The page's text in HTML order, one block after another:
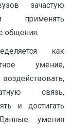
зачастую
применять
общения.
как
умение,
связь,
и достигать
умения